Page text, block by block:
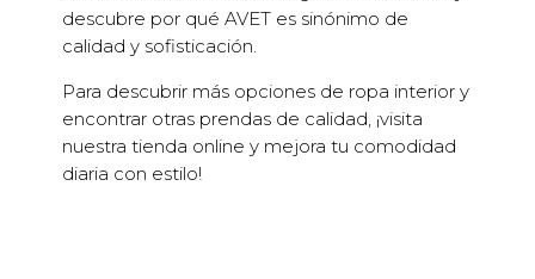
descubre por qué AVET es sinónimo de
calidad y sofisticación.
Para descubrir más opciones de ropa interior y
encontrar otras prendas de calidad, ¡visita
nuestra tienda online y mejora tu comodidad
diaria con estilo!